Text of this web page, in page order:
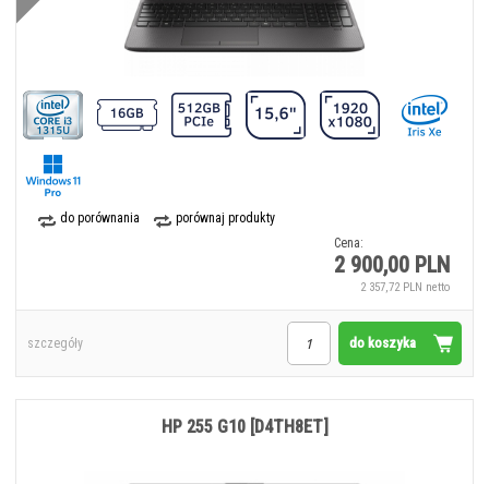
do porównania
porównaj produkty
Cena:
2 900,00 PLN
2 357,72 PLN netto
do koszyka
szczegóły
HP 255 G10 [D4TH8ET]